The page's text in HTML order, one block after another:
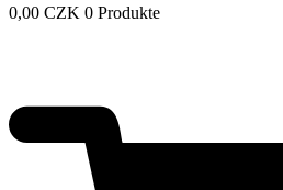
0,00 CZK 0 Produkte